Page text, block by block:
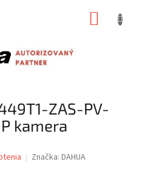
ZAS-PV-
kamera
Značka: DAHUA